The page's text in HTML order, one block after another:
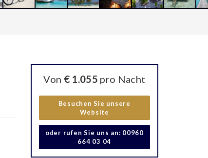
Von € 1.055 pro Nacht
Besuchen Sie unsere
Website
oder rufen Sie uns an: 00960
664 03 04